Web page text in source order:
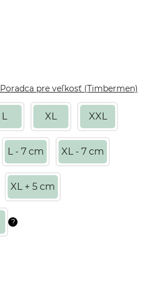
Poradca pre veľkosť (Timbermen)
L XL XXL
L - 7 cm XL - 7 cm
XL + 5 cm